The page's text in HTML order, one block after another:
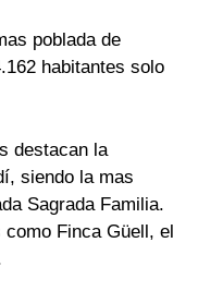
poblada de
habitantes solo
destacan la
siendo la mas
Sagrada Familia.
Finca Güell, el